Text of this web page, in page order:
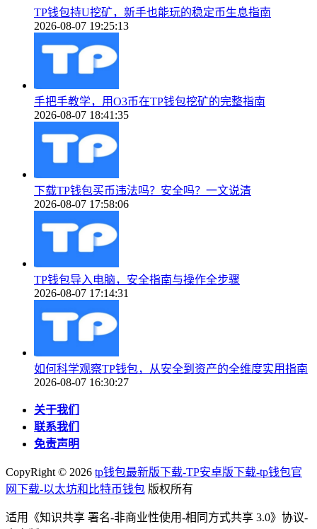
TP钱包持U挖矿，新手也能玩的稳定币生息指南
2026-08-07 19:25:13
手把手教学，用O3币在TP钱包挖矿的完整指南
2026-08-07 18:41:35
下载TP钱包买币违法吗？安全吗？一文说清
2026-08-07 17:58:06
TP钱包导入电脑，安全指南与操作全步骤
2026-08-07 17:14:31
如何科学观察TP钱包，从安全到资产的全维度实用指南
2026-08-07 16:30:27
关于我们
联系我们
免责声明
CopyRight © 2026 tp钱包最新版下载-TP安卓版下载-tp钱包官
网下载-以太坊和比特币钱包 版权所有
适用《知识共享 署名-非商业性使用-相同方式共享 3.0》协议-